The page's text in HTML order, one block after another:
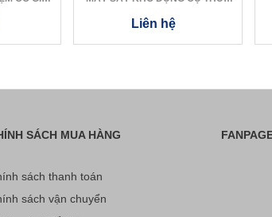
Liên hệ
SÁCH MUA HÀNG
sách thanh toán
sách vận chuyển